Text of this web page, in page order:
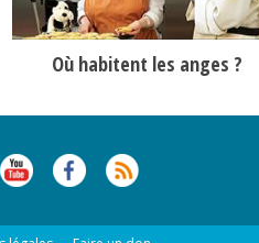
Où habitent les anges ?
les réglementations.